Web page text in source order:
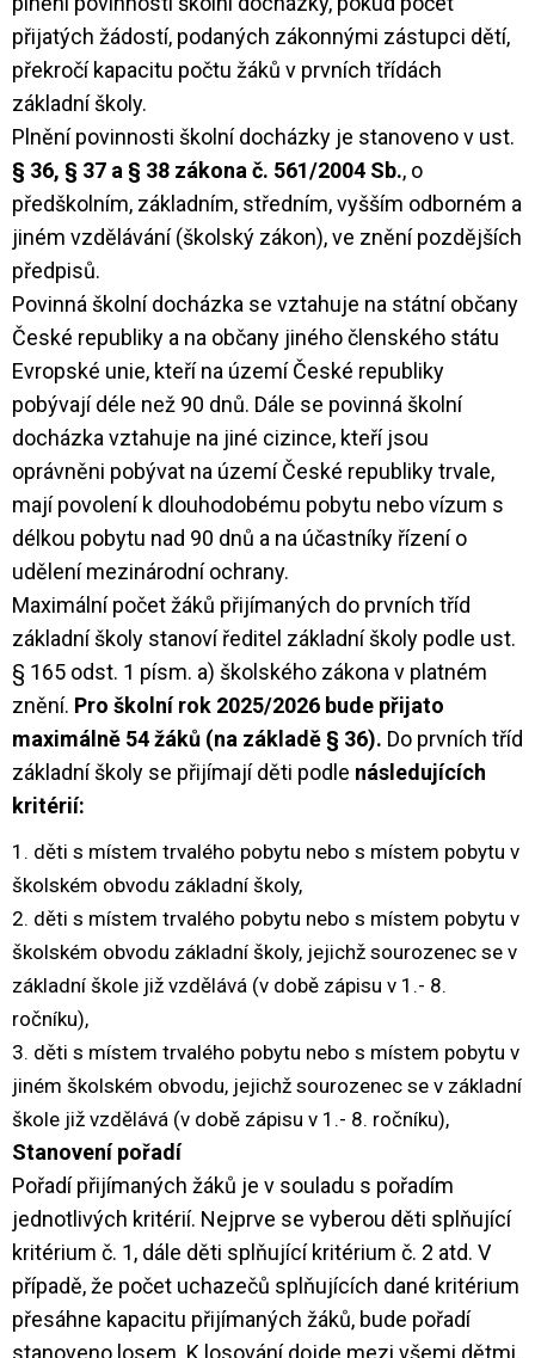
přijatých žádostí, podaných zákonnými zástupci dětí,
překročí kapacitu počtu žáků v prvních třídách
základní školy.
Plnění povinnosti školní docházky je stanoveno v ust.
§ 36, § 37 a § 38 zákona č. 561/2004 Sb., o
předškolním, základním, středním, vyšším odborném a
jiném vzdělávání (školský zákon), ve znění pozdějších
předpisů.
Povinná školní docházka se vztahuje na státní občany
České republiky a na občany jiného členského státu
Evropské unie, kteří na území České republiky
pobývají déle než 90 dnů. Dále se povinná školní
docházka vztahuje na jiné cizince, kteří jsou
oprávněni pobývat na území České republiky trvale,
mají povolení k dlouhodobému pobytu nebo vízum s
délkou pobytu nad 90 dnů a na účastníky řízení o
udělení mezinárodní ochrany.
Maximální počet žáků přijímaných do prvních tříd
základní školy stanoví ředitel základní školy podle ust.
§ 165 odst. 1 písm. a) školského zákona v platném
znění. Pro školní rok 2025/2026 bude přijato
maximálně 54 žáků (na základě § 36). Do prvních tříd
základní školy se přijímají děti podle následujících
kritérií:
děti s místem trvalého pobytu nebo s místem pobytu v
školském obvodu základní školy,
děti s místem trvalého pobytu nebo s místem pobytu v
školském obvodu základní školy, jejichž sourozenec se v
základní škole již vzdělává (v době zápisu v 1.- 8.
ročníku),
děti s místem trvalého pobytu nebo s místem pobytu v
jiném školském obvodu, jejichž sourozenec se v základní
škole již vzdělává (v době zápisu v 1.- 8. ročníku),
Stanovení pořadí
Pořadí přijímaných žáků je v souladu s pořadím
jednotlivých kritérií. Nejprve se vyberou děti splňující
kritérium č. 1, dále děti splňující kritérium č. 2 atd. V
případě, že počet uchazečů splňujících dané kritérium
přesáhne kapacitu přijímaných žáků, bude pořadí
stanoveno losem. K losování dojde mezi všemi dětmi,